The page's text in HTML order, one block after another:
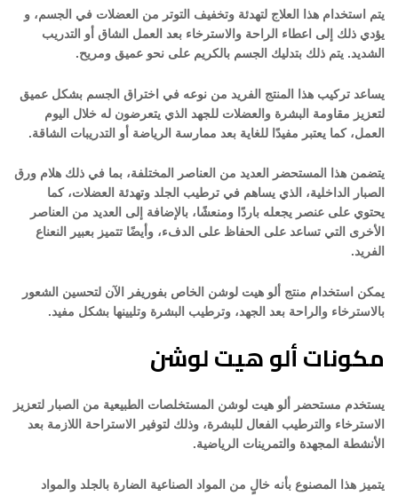
يتم استخدام هذا العلاج لتهدئة وتخفيف التوتر من العضلات في الجسم، و
يؤدي ذلك إلى اعطاء الراحة والاسترخاء بعد العمل الشاق أو التدريب
الشديد. يتم ذلك بتدليك الجسم بالكريم على نحو عميق ومريح.
يساعد تركيب هذا المنتج الفريد من نوعه في اختراق الجسم بشكل عميق
لتعزيز مقاومة البشرة والعضلات للجهد الذي يتعرضون له خلال اليوم
العمل، كما يعتبر مفيدًا للغاية بعد ممارسة الرياضة أو التدريبات الشاقة.
يتضمن هذا المستحضر العديد من العناصر المختلفة، بما في ذلك هلام ورق
الصبار الداخلية، الذي يساهم في ترطيب الجلد وتهدئة العضلات، كما
يحتوي على عنصر يجعله باردًا ومنعشًا، بالإضافة إلى العديد من العناصر
الأخرى التي تساعد على الحفاظ على الدفء، وأيضًا تتميز بعبير النعناع
الفريد.
يمكن استخدام منتج ألو هيت لوشن الخاص بفوريفر الآن لتحسين الشعور
بالاسترخاء والراحة بعد الجهد، وترطيب البشرة وتليينها بشكل مفيد.
مكونات ألو هيت لوشن
يستخدم مستحضر ألو هيت لوشن المستخلصات الطبيعية من الصبار لتعزيز
الاسترخاء والترطيب الفعال للبشرة، وذلك لتوفير الاستراحة اللازمة بعد
الأنشطة المجهدة والتمرينات الرياضية.
يتميز هذا المصنوع بأنه خالٍ من المواد الصناعية الضارة بالجلد والمواد